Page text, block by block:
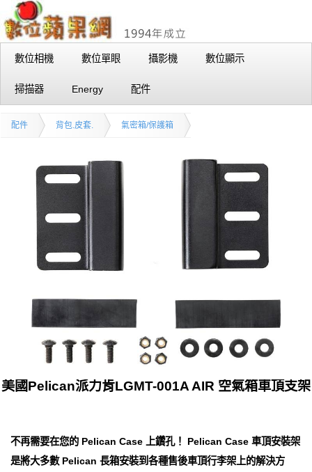
數位相機 數位單眼 攝影機 數位顯示
掃描器 Energy 配件
配件 背包.皮套. 氣密箱/保護箱
美國Pelican派力肯LGMT-001A AIR 空氣箱車頂支架
不再需要在您的 Pelican Case 上鑽孔！ Pelican Case 車頂安裝架
是將大多數 Pelican 長箱安裝到各種售後車頂行李架上的解決方